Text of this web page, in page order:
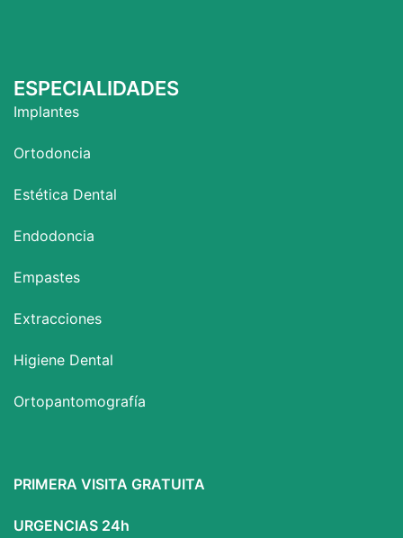
ESPECIALIDADES
Implantes
Ortodoncia
Estética Dental
Endodoncia
Empastes
Extracciones
Higiene Dental
Ortopantomografía
PRIMERA VISITA GRATUITA
URGENCIAS 24h